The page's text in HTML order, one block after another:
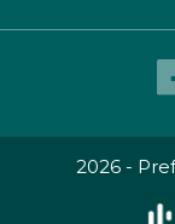
2026 -